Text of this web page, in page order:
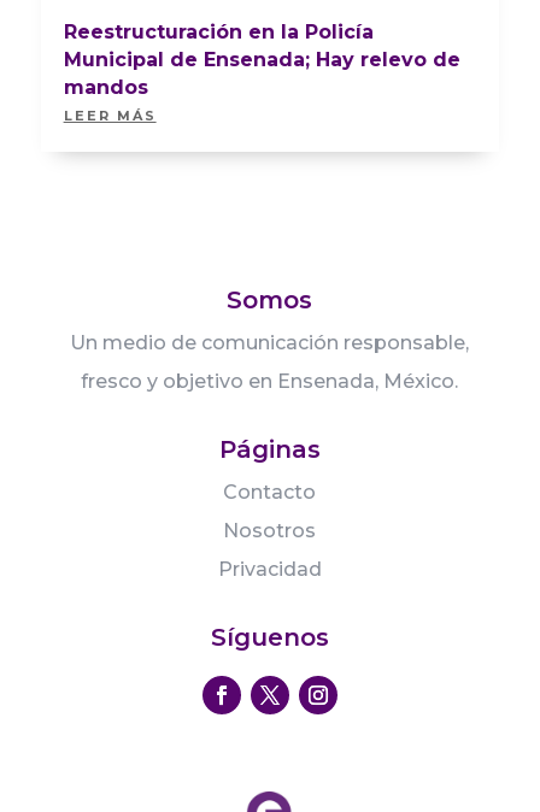
Reestructuración en la Policía
Municipal de Ensenada; Hay relevo de
mandos
LEER MÁS
Somos
Un medio de comunicación responsable,
fresco y objetivo en Ensenada, México.
Páginas
Contacto
Nosotros
Privacidad
Síguenos